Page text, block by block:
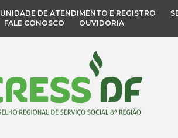
UNIDADE DE ATENDIMENTO E REGISTRO
FALE CONOSCO OUVIDORIA